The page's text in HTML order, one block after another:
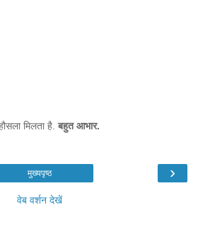
मिलता है. बहुत आभार.
›
मुख्यपृष्ठ
वेब वर्शन देखें